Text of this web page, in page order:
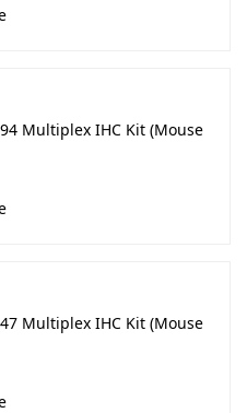
Multiplex IHC Kit (Mouse
Multiplex IHC Kit (Mouse